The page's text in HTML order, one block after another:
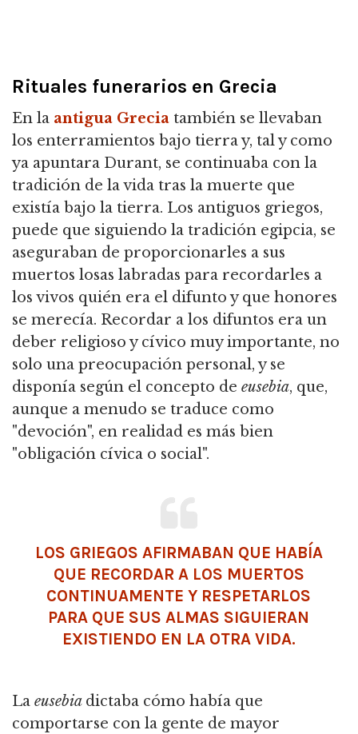
Rituales funerarios en Grecia
En la antigua Grecia también se llevaban
los enterramientos bajo tierra y, tal y como
ya apuntara Durant, se continuaba con la
tradición de la vida tras la muerte que
existía bajo la tierra. Los antiguos griegos,
puede que siguiendo la tradición egipcia, se
aseguraban de proporcionarles a sus
muertos losas labradas para recordarles a
los vivos quién era el difunto y que honores
se merecía. Recordar a los difuntos era un
deber religioso y cívico muy importante, no
solo una preocupación personal, y se
disponía según el concepto de eusebia, que,
aunque a menudo se traduce como
"devoción", en realidad es más bien
"obligación cívica o social".
LOS GRIEGOS AFIRMABAN QUE HABÍA
QUE RECORDAR A LOS MUERTOS
CONTINUAMENTE Y RESPETARLOS
PARA QUE SUS ALMAS SIGUIERAN
EXISTIENDO EN LA OTRA VIDA.
La eusebia dictaba cómo había que
comportarse con la gente de mayor